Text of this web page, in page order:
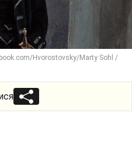
Hvorostovsky/Marty Sohl /